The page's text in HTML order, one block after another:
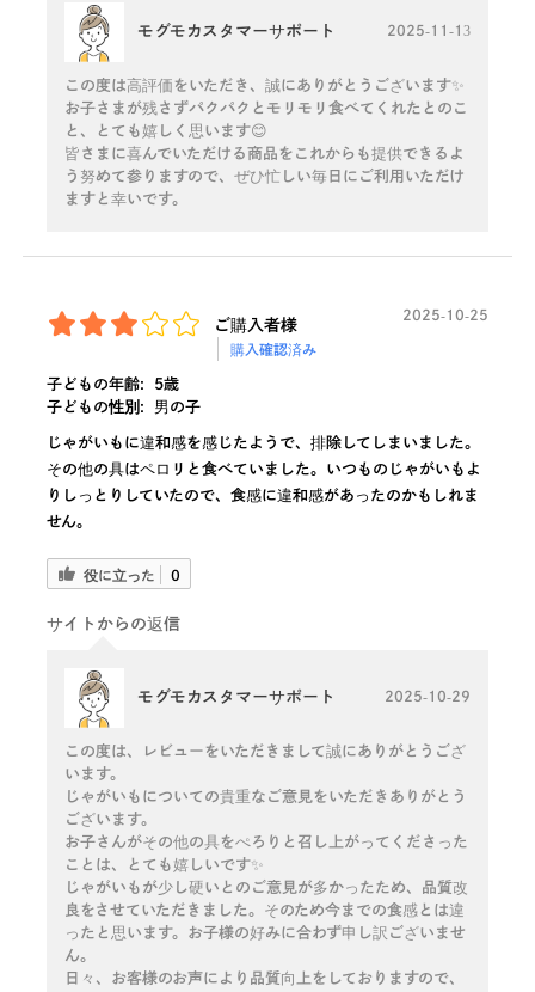
モグモカスタマーサポート 2025-11-13
この度は高評価をいただき、誠にありがとうございます✨
お子さまが残さずパクパクとモリモリ食べてくれたとのこ
と、とても嬉しく思います😊
皆さまに喜んでいただける商品をこれからも提供できるよ
う努めて参りますので、ぜひ忙しい毎日にご利用いただけ
ますと幸いです。
ご購入者様
購入確認済み
2025-10-25
子どもの年齢:
5歳
子どもの性別:
男の子
じゃがいもに違和感を感じたようで、排除してしまいました。
その他の具はペロリと食べていました。いつものじゃがいもよ
りしっとりしていたので、食感に違和感があったのかもしれま
せん。
役に立った 0
サイトからの返信
モグモカスタマーサポート 2025-10-29
この度は、レビューをいただきまして誠にありがとうござ
います。
じゃがいもについての貴重なご意見をいただきありがとう
ございます。
お子さんがその他の具をぺろりと召し上がってくださった
ことは、とても嬉しいです✨
じゃがいもが少し硬いとのご意見が多かったため、品質改
良をさせていただきました。そのため今までの食感とは違
ったと思います。お子様の好みに合わず申し訳ございませ
ん。
日々、お客様のお声により品質向上をしておりますので、